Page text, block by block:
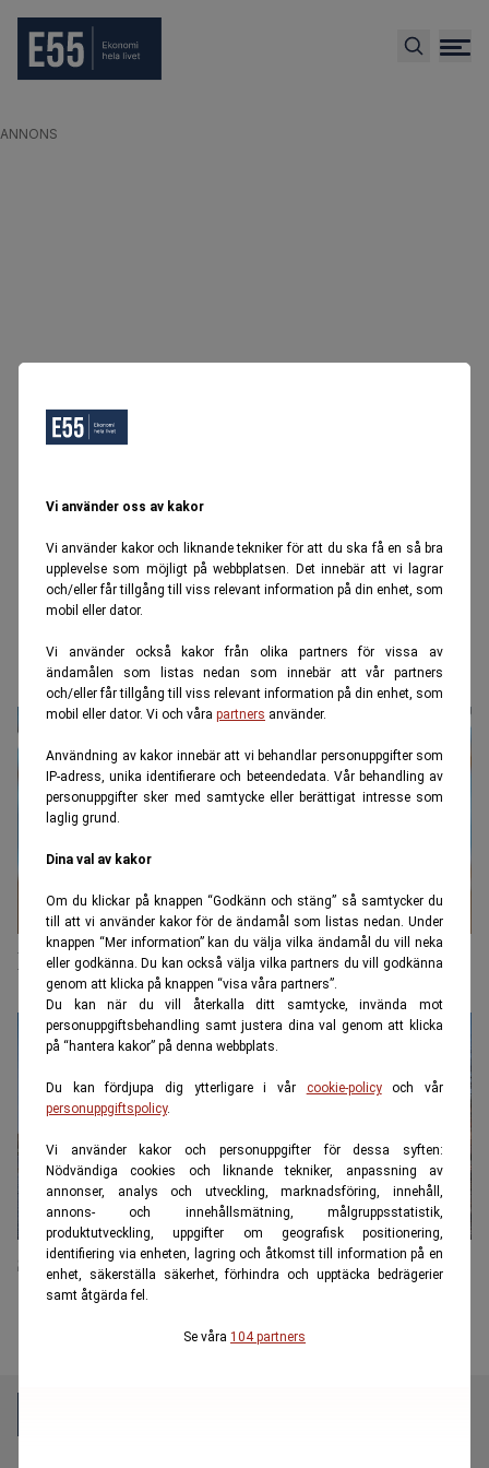
Vi använder oss av kakor
Vi använder kakor och liknande tekniker för att du ska få en så bra
upplevelse som möjligt på webbplatsen. Det innebär att vi lagrar
och/eller får tillgång till viss relevant information på din enhet, som
mobil eller dator.
Vi använder också kakor från olika partners för vissa av
ändamålen som listas nedan som innebär att vår partners
och/eller får tillgång till viss relevant information på din enhet, som
mobil eller dator. Vi och våra partners använder.
Användning av kakor innebär att vi behandlar personuppgifter som
IP-adress, unika identifierare och beteendedata. Vår behandling av
personuppgifter sker med samtycke eller berättigat intresse som
laglig grund.
Dina val av kakor
Om du klickar på knappen “Godkänn och stäng” så samtycker du
till att vi använder kakor för de ändamål som listas nedan. Under
knappen “Mer information” kan du välja vilka ändamål du vill neka
eller godkänna. Du kan också välja vilka partners du vill godkänna
genom att klicka på knappen “visa våra partners”.
Du kan när du vill återkalla ditt samtycke, invända mot
personuppgiftsbehandling samt justera dina val genom att klicka
på “hantera kakor” på denna webbplats.
Du kan fördjupa dig ytterligare i vår cookie-policyoch vår
personuppgiftspolicy.
Vi använder kakor och personuppgifter för dessa syften:
Nödvändiga cookies och liknande tekniker, anpassning av
annonser, analys och utveckling, marknadsföring, innehåll,
annons- och innehållsmätning, målgruppsstatistik,
produktutveckling, uppgifter om geografisk positionering,
identifiering via enheten, lagring och åtkomst till information på en
enhet, säkerställa säkerhet, förhindra och upptäcka bedrägerier
samt åtgärda fel.
Se våra 104 partners
ANNONS
Skyfall
Förbered huset för sommarens skyfall
Så kan fastigheter skyddas mot översvämningar